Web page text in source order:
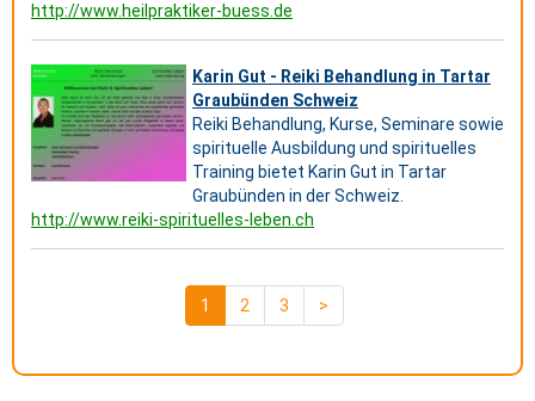
http://www.heilpraktiker-buess.de
Karin Gut - Reiki Behandlung in Tartar
Graubünden Schweiz
Reiki Behandlung, Kurse, Seminare sowie
spirituelle Ausbildung und spirituelles
Training bietet Karin Gut in Tartar
Graubünden in der Schweiz.
http://www.reiki-spirituelles-leben.ch
1 2 3 >